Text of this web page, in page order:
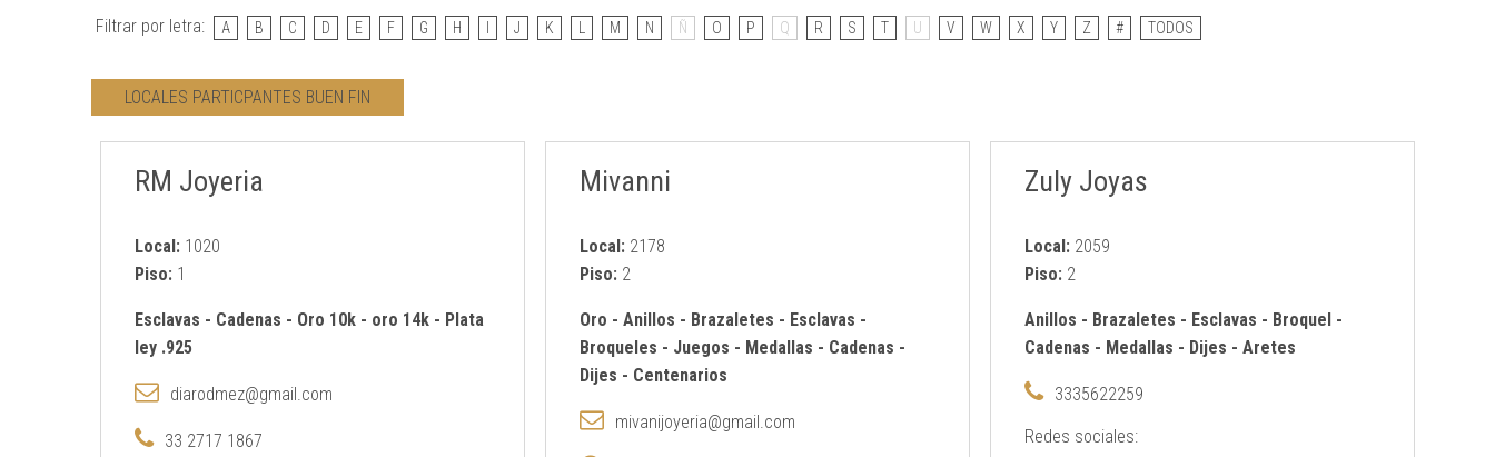
Filtrar por letra: A B C D E F G H J K M N Ñ O P Q R S T V W X Y Z # TODOS
LOCALES PARTICPANTES BUEN FIN
RM Joyeria
Local: 1020
Piso: 1
Esclavas - Cadenas - Oro 10k - oro 14k - Plata
ley .925
diarodmez@gmail.com
33 2717 1867
Mivanni
Local: 2178
Piso: 2
Oro - Anillos - Brazaletes - Esclavas -
Broqueles - Juegos - Medallas - Cadenas -
Dijes - Centenarios
mivanijoyeria@gmail.com
Zuly Joyas
Local: 2059
Piso: 2
Anillos - Brazaletes - Esclavas - Broquel -
Cadenas - Medallas - Dijes - Aretes
3335622259
Redes sociales: